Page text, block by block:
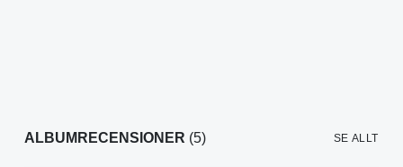
ALBUMRECENSIONER (5) SE ALLT